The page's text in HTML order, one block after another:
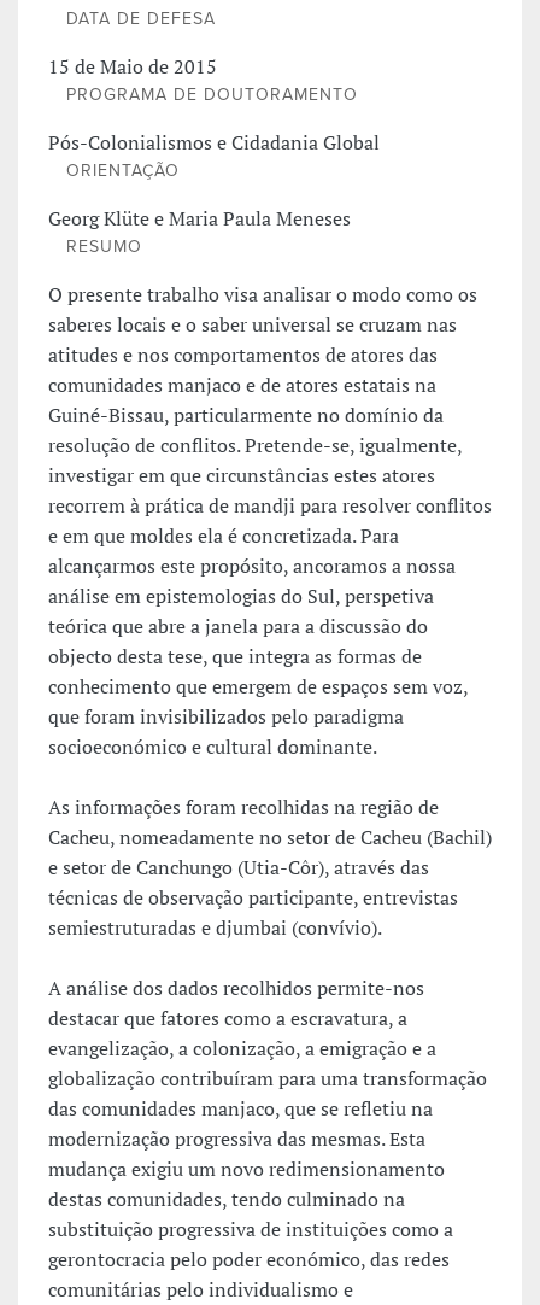
DATA DE DEFESA
15 de Maio de 2015
PROGRAMA DE DOUTORAMENTO
Pós-Colonialismos e Cidadania Global
ORIENTAÇÃO
Georg Klüte e Maria Paula Meneses
RESUMO
O presente trabalho visa analisar o modo como os
saberes locais e o saber universal se cruzam nas
atitudes e nos comportamentos de atores das
comunidades manjaco e de atores estatais na
Guiné-Bissau, particularmente no domínio da
resolução de conflitos. Pretende-se, igualmente,
investigar em que circunstâncias estes atores
recorrem à prática de mandji para resolver conflitos
e em que moldes ela é concretizada. Para
alcançarmos este propósito, ancoramos a nossa
análise em epistemologias do Sul, perspetiva
teórica que abre a janela para a discussão do
objecto desta tese, que integra as formas de
conhecimento que emergem de espaços sem voz,
que foram invisibilizados pelo paradigma
socioeconómico e cultural dominante.
As informações foram recolhidas na região de
Cacheu, nomeadamente no setor de Cacheu (Bachil)
e setor de Canchungo (Utia-Côr), através das
técnicas de observação participante, entrevistas
semiestruturadas e djumbai (convívio).
A análise dos dados recolhidos permite-nos
destacar que fatores como a escravatura, a
evangelização, a colonização, a emigração e a
globalização contribuíram para uma transformação
das comunidades manjaco, que se refletiu na
modernização progressiva das mesmas. Esta
mudança exigiu um novo redimensionamento
destas comunidades, tendo culminado na
substituição progressiva de instituições como a
gerontocracia pelo poder económico, das redes
comunitárias pelo individualismo e